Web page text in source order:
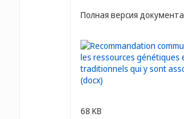
Полная версия документа
68 KB